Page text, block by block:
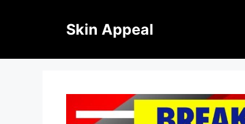
Skin Appeal